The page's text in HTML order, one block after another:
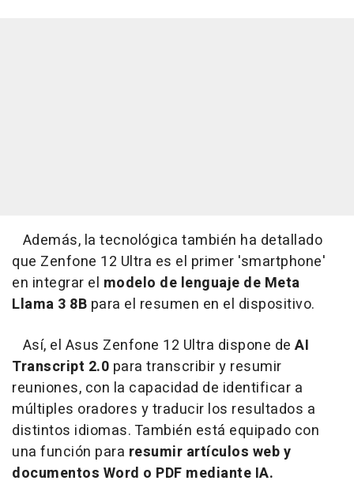
Además, la tecnológica también ha detallado
que Zenfone 12 Ultra es el primer 'smartphone'
en integrar el modelo de lenguaje de Meta
Llama 3 8B para el resumen en el dispositivo.
Así, el Asus Zenfone 12 Ultra dispone de AI
Transcript 2.0 para transcribir y resumir
reuniones, con la capacidad de identificar a
múltiples oradores y traducir los resultados a
distintos idiomas. También está equipado con
una función para resumir artículos web y
documentos Word o PDF mediante IA.